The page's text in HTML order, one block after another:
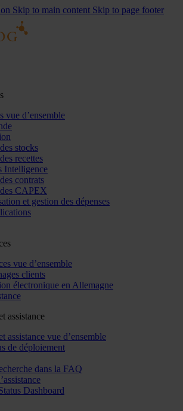
Skip to main content Skip to page footer
vue d’ensemble
stocks
recettes
Intelligence
contrats
CAPEX
et gestion des dépenses
vue d’ensemble
clients
électronique en Allemagne
assistance
assistance vue d’ensemble
de déploiement
dans la FAQ
Dashboard